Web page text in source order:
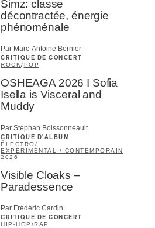
Simz: classe
décontractée, énergie
phénoménale
Par Marc-Antoine Bernier
CRITIQUE DE CONCERT
ROCK/POP
OSHEAGA 2026 I Sofia
Isella is Visceral and
Muddy
Par Stephan Boissonneault
CRITIQUE D'ALBUM
ÉLECTRO/
EXPÉRIMENTAL / CONTEMPORAIN
2026
Visible Cloaks –
Paradessence
Par Frédéric Cardin
CRITIQUE DE CONCERT
HIP-HOP /RAP